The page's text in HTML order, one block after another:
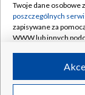
Rada
System NOS
Informacje o
Program dla
©2026
Twoje dane osobowe
poszczególnych
zapisywane za
WWW lub innych
ruchu w Internecie.